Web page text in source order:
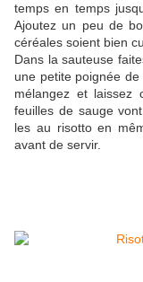
temps en temps
Ajoutez un peu de
céréales soient bien
Dans la sauteuse
une petite poignée
mélangez et laissez
feuilles de sauge
les au risotto en
avant de servir.